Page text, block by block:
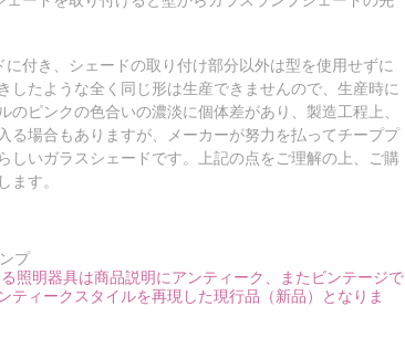
付き、シェードの取り付け部分以外は型を使用せずに
したような全く同じ形は生産できませんので、生産時に
のピンクの色合いの濃淡に個体差があり、製造工程上、
る場合もありますが、メーカーが努力を払ってチーププ
しいガラスシェードです。上記の点をご理解の上、ご購
ます。
照明器具は商品説明にアンティーク、またビンテージで
ティークスタイルを再現した現行品（新品）となりま